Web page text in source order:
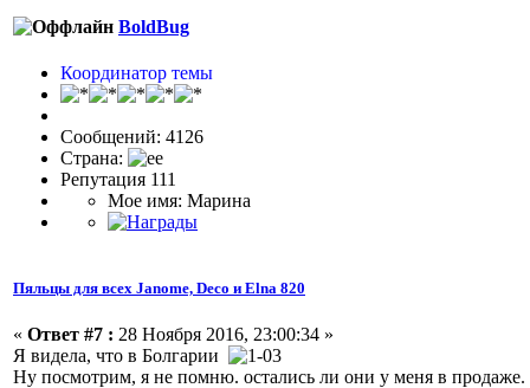
BoldBug
Координатор темы
Сообщений: 4126
Страна:
Репутация 111
Мое имя: Марина
Пяльцы для всех Janome, Deco и Elna 820
« Ответ #7 : 28 Ноября 2016, 23:00:34 »
Я видела, что в Болгарии
Ну посмотрим, я не помню. остались ли они у меня в